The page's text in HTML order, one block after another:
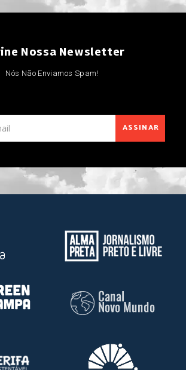
Nossa Newsletter
Nós Não Enviamos Spam!
ASSINAR